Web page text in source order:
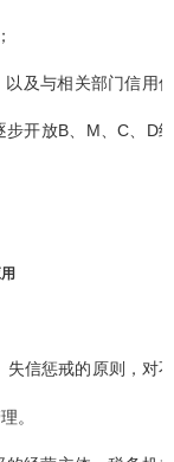
以及与相关部门信用信
步开放B、M、C、D级
信惩戒的原则，对
。